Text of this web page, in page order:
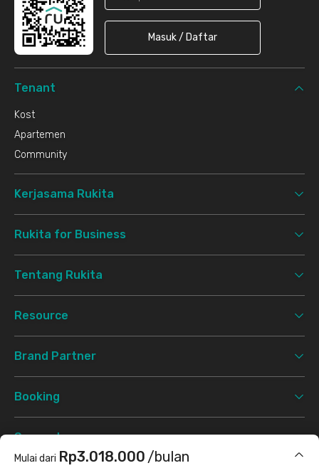
Mulai dari Rp3.018.000 /bulan
Masuk / Daftar
Tenant
Kost
Apartemen
Community
Kerjasama Rukita
Rukita for Business
Tentang Rukita
Resource
Brand Partner
Booking
Support